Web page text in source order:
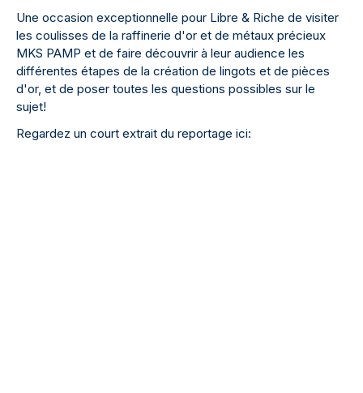
Une occasion exceptionnelle pour Libre & Riche de visiter
les coulisses de la raffinerie d'or et de métaux précieux
MKS PAMP et de faire découvrir à leur audience les
différentes étapes de la création de lingots et de pièces
d'or, et de poser toutes les questions possibles sur le
sujet!
Regardez un court extrait du reportage ici: